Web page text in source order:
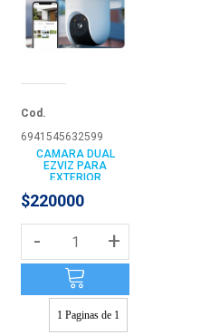
Cod.
6941545632599
CAMARA DUAL
EZVIZ PARA
EXTERIOR
$220000
- +
1 Paginas de 1